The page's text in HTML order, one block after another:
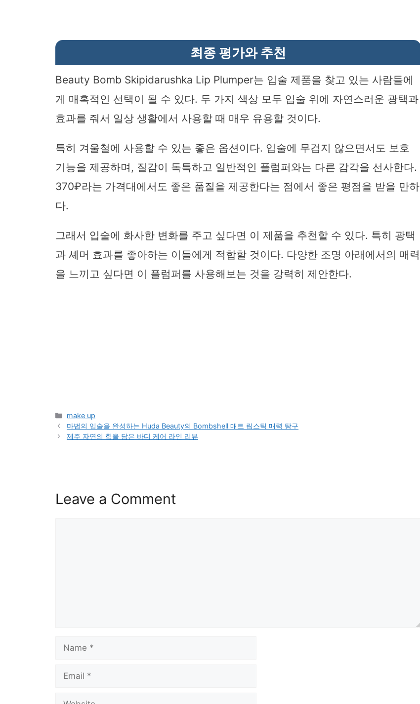
최종 평가와 추천
Beauty Bomb Skipidarushka Lip Plumper는 입술 제품을 찾고 있는 사람들에
게 매혹적인 선택이 될 수 있다. 두 가지 색상 모두 입술 위에 자연스러운 광택과
효과를 줘서 일상 생활에서 사용할 때 매우 유용할 것이다.
특히 겨울철에 사용할 수 있는 좋은 옵션이다. 입술에 무겁지 않으면서도 보호
기능을 제공하며, 질감이 독특하고 일반적인 플럼퍼와는 다른 감각을 선사한다.
370₽라는 가격대에서도 좋은 품질을 제공한다는 점에서 좋은 평점을 받을 만하
다.
그래서 입술에 화사한 변화를 주고 싶다면 이 제품을 추천할 수 있다. 특히 광택
과 셰머 효과를 좋아하는 이들에게 적합할 것이다. 다양한 조명 아래에서의 매력
을 느끼고 싶다면 이 플럼퍼를 사용해보는 것을 강력히 제안한다.
Categories
make up
마법의 입술을 완성하는 Huda Beauty의 Bombshell 매트 립스틱 매력 탐구
제주 자연의 힘을 담은 바디 케어 라인 리뷰
Leave a Comment
Name
Email
Website